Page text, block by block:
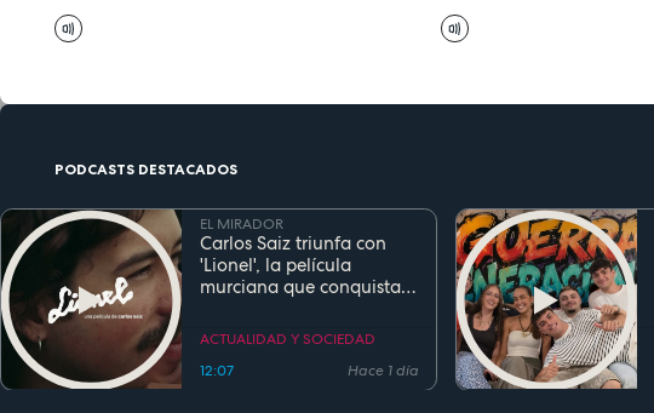
PODCASTS DESTACADOS
EL MIRADOR
Carlos Saiz triunfa con
'Lionel', la película
murciana que conquista
estreno
ACTUALIDAD Y SOCIEDAD
12:07
Hace 1 día